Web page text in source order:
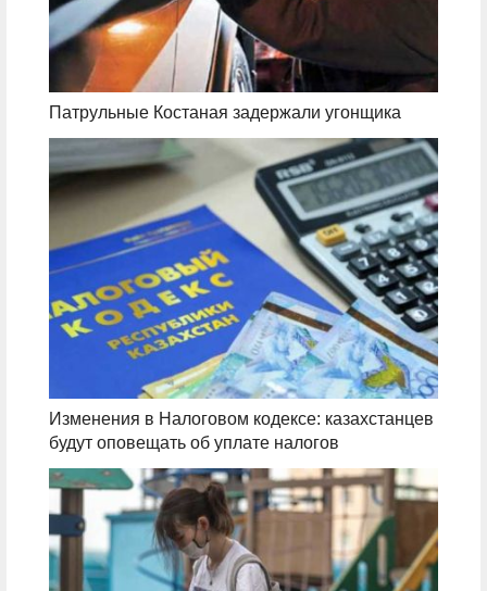
Патрульные Костаная задержали угонщика
Изменения в Налоговом кодексе: казахстанцев
будут оповещать об уплате налогов